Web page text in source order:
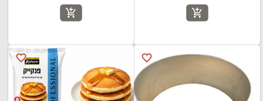
add_shopping_cart
add_shopping_cart
favorite_border
favorite_border